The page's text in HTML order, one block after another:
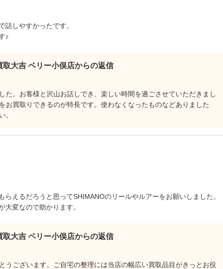
話しやすかったです。
♪
取大吉 ベリー小俣店からの返信
た。お客様と沢山お話しでき、楽しい時間を過ごさせていただきまし
お買取りできるのが特長です。使わなくなったものなどありました
。
らえるだろうと思ってSHIMANOのリールやルアーをお願いしました。
大変なので助かります。
取大吉 ベリー小俣店からの返信
うございます。ご自宅の整理には当店の幅広い買取品目がきっとお役